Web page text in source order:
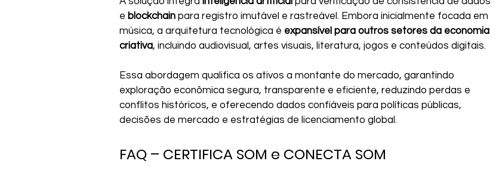
e blockchain para registro imutável e rastreável. Embora inicialmente focada em
música, a arquitetura tecnológica é expansível para outros setores da economia
criativa, incluindo audiovisual, artes visuais, literatura, jogos e conteúdos digitais.
Essa abordagem qualifica os ativos a montante do mercado, garantindo
exploração econômica segura, transparente e eficiente, reduzindo perdas e
conflitos históricos, e oferecendo dados confiáveis para políticas públicas,
decisões de mercado e estratégias de licenciamento global.
FAQ – CERTIFICA SOM e CONECTA SOM